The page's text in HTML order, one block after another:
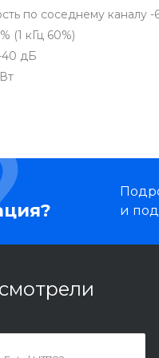
по соседнему
(1 кГц 60%)
40 дБ
и